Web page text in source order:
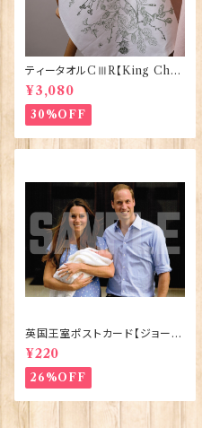
ティータオルCⅢR【King Char
lesⅢ Coronation】Victoria
Eggs 50129
¥3,080
30%OFF
英国王室ポストカード【ジョージ
王子ご誕生】Pageantry Post
card 90183-JEF100
¥220
26%OFF